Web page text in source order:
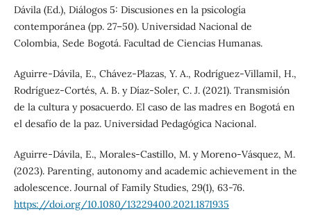
Dávila (Ed.), Diálogos 5: Discusiones en la psicología
contemporánea (pp. 27–50). Universidad Nacional de
Colombia, Sede Bogotá. Facultad de Ciencias Humanas.
Aguirre-Dávila, E., Chávez-Plazas, Y. A., Rodríguez-Villamil, H.,
Rodríguez-Cortés, A. B. y Díaz-Soler, C. J. (2021). Transmisión
de la cultura y posacuerdo. El caso de las madres en Bogotá en
el desafío de la paz. Universidad Pedagógica Nacional.
Aguirre-Dávila, E., Morales-Castillo, M. y Moreno-Vásquez, M.
(2023). Parenting, autonomy and academic achievement in the
adolescence. Journal of Family Studies, 29(1), 63-76.
https://doi.org/10.1080/13229400.2021.1871935